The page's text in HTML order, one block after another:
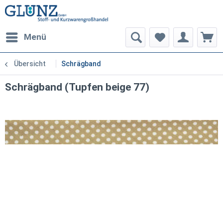
Menü
Übersicht Schrägband
Schrägband (Tupfen beige 77)